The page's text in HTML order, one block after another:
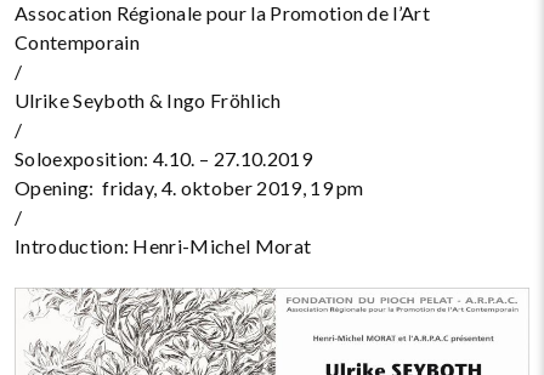
Assocation Régionale pour la Promotion de l’Art
Contemporain
/
Ulrike Seyboth & Ingo Fröhlich
/
Soloexposition: 4.10. – 27.10.2019
Opening: friday, 4. oktober 2019, 19 pm
/
Introduction: Henri-Michel Morat